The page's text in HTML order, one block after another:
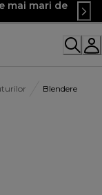
mai mari de
Blendere